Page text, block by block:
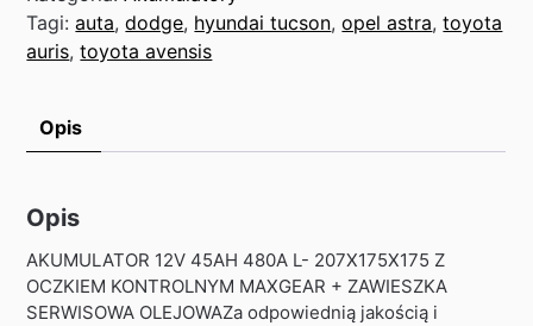
Tagi:auta,dodge, hyundai tucson,opel astra,toyota
auris,toyota avensis
Opis
Opis
AKUMULATOR 12V 45AH 480A L- 207X175X175 Z
OCZKIEM KONTROLNYM MAXGEAR + ZAWIESZKA
SERWISOWA OLEJOWAZa odpowiednią jakością i